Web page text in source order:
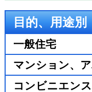
目的、用途別
一般住宅
マンション、
コンビニエン